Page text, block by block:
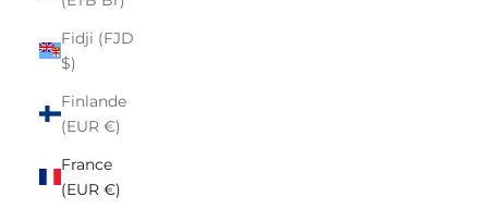
Fidji (FJD
$)
Finlande
(EUR €)
France
(EUR €)